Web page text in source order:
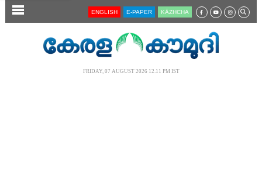
SECTIONS ENGLISH E-PAPER KĀZHCHA
FRIDAY, 07 AUGUST 2026 12.11 PM IST